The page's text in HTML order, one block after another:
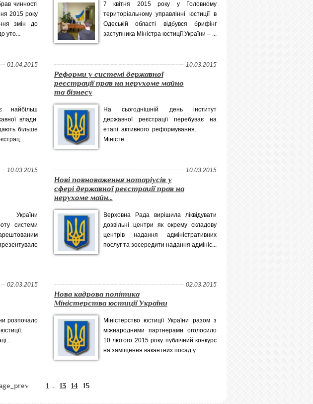
чинності
2015 року
змін до
уто...
7 квітня 2015 року у Головному
територіальному управлінні юстиції в
Одеській області відбувся брифінг
заступника Міністра юстиції України – ...
01.04.2015
найбільш
влади.
більше
10.03.2015
Реформи у системі державної
реєстрації прав на нерухоме майно
та бізнесу
На сьогоднішній день інститут
державної реєстрації перебуває на
етапі активного реформування.
Міністе...
10.03.2015
України
системи
10.03.2015
Нові повноваження нотаріусів у
сфері державної реєстрації прав на
нерухоме майн...
Верховна Рада вирішила ліквідувати
дозвільні центри як окрему складову
центрів надання адміністративних
послуг та зосередити надання адмініс...
02.03.2015
розпочало
юстиції.
02.03.2015
Нова кадрова політика
Міністерства юстиції України
Міністерство юстиції України разом з
міжнародними партнерами оголосило
10 лютого 2015 року публічний конкурс
на заміщення вакантних посад у ...
1 ... 13 14 15